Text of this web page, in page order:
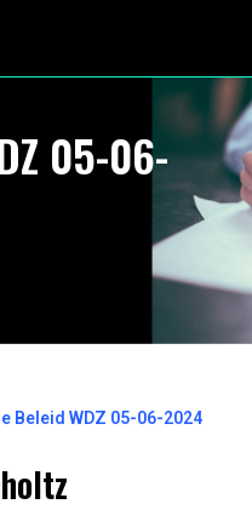
05-06-
Beleid WDZ 05-06-2024